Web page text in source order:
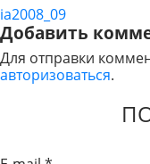
НАВИГАЦИЯ
ПО
ЗАПИСЯМ
ia2008_09
Добавить
Для отправки
авторизоваться.